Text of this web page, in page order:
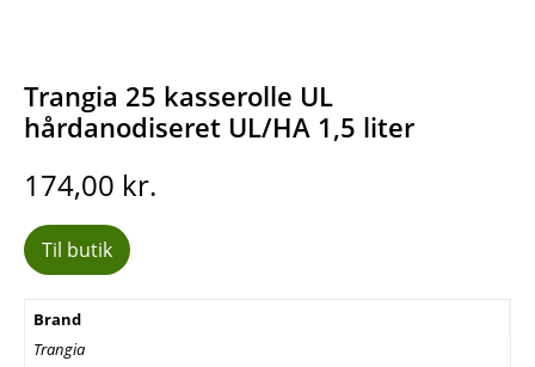
Trangia 25 kasserolle UL
hårdanodiseret UL/HA 1,5 liter
174,00 kr.
Til butik
Brand
Trangia